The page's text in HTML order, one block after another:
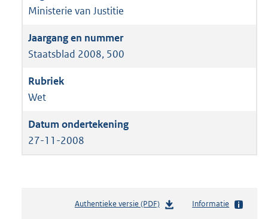
Ministerie van Justitie
Staatsblad 2008, 500
Wet
27-11-2008
Authentieke versie (PDF)b
Informatie